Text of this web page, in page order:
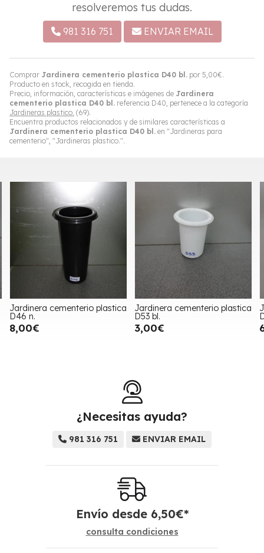
Comprar Jardinera cementerio plastica D40 bl. por 5,00€.
Producto en stock, recogida en tienda.
Precio, información, características e imágenes de Jardinera
cementerio plastica D40 bl. referencia D40, pertenece a la categoría
Jardineras plastico. (69).
Encuentra productos relacionados y de similares características a
Jardinera cementerio plastica D40 bl. en "Jardineras para
cementerio", "Jardineras plastico.".
resolveremos tus dudas.
981 316 751 ENVIAR EMAIL
Jardinera cementerio plastica
D46 n.
8,00€
Jardinera cementerio plastica
D53 bl.
3,00€
¿Necesitas ayuda?
981 316 751 ENVIAR EMAIL
Envío desde 6,50€*
consulta condiciones